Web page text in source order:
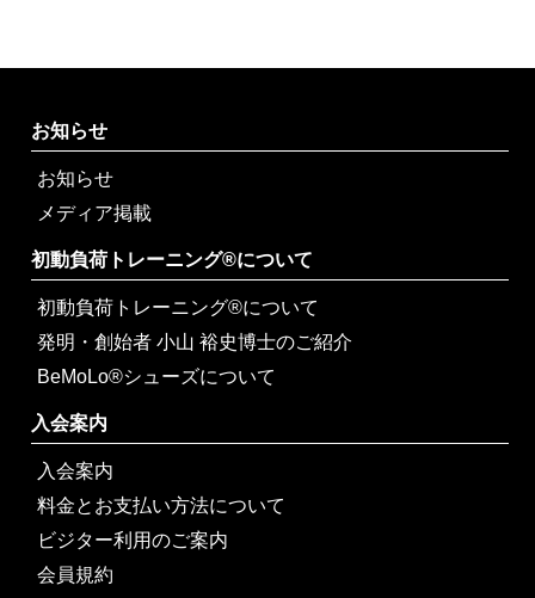
お知らせ
お知らせ
メディア掲載
初動負荷トレーニング®について
初動負荷トレーニング®について
発明・創始者 小山 裕史博士のご紹介
BeMoLo®シューズについて
入会案内
入会案内
料金とお支払い方法について
ビジター利用のご案内
会員規約